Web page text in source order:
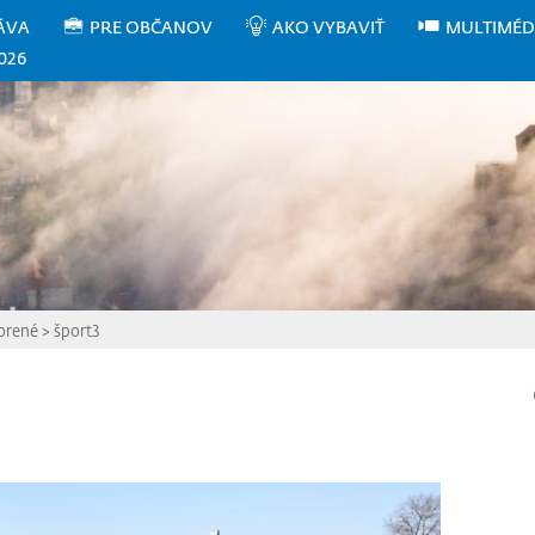
PRE OBČANOV AKO VYBAVIŤ
> šport3